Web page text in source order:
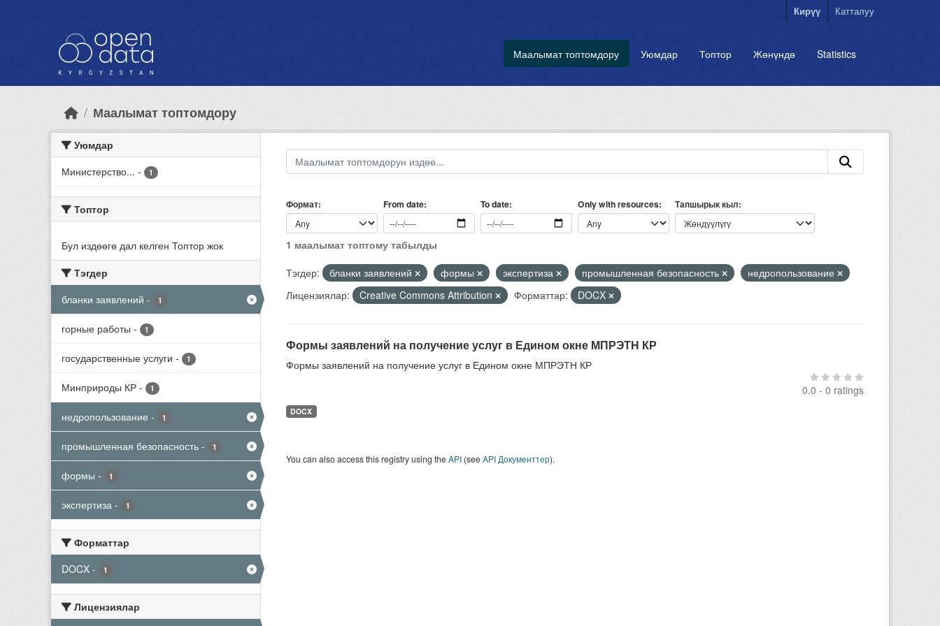
Кирүү Катталуу
Маалымат топтомдору Уюмдар Топтор Жөнүндө Statistics
Маалымат топтомдору
Уюмдар
Министерство... - 1
Топтор
Бул издөөгө дал келген Топтор жок
Тэгдер
бланки заявлений - 1
горные работы - 1
государственные услуги - 1
Минприроды КР - 1
недропользование - 1
промышленная безопасность - 1
формы - 1
экспертиза - 1
Форматтар
DOCX - 1
Лицензиялар
Формат From date To date Only with resources Тапшырык кыл
1 маалымат топтому табылды
Тэгдер:
бланки заявлений формы экспертиза промышленная безопасность
недропользование
Лицензиялар:
Creative Commons Attribution Форматтар: DOCX
Формы заявлений на получение услуг в Едином окне МПРЭТН КР
Формы заявлений на получение услуг в Едином окне МПРЭТН КР
0.0 - 0 ratings
DOCX
You can also access this registry using theAPI(seeAPI Документтер).